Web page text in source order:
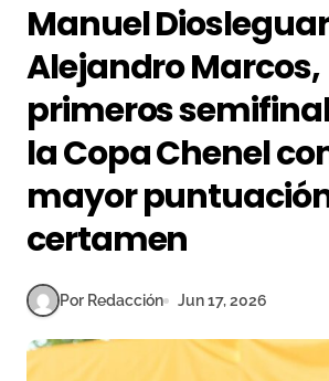
Manuel
Alejandro Marcos,
primeros
la Copa Chenel
mayor
certamen
Por Redacción Jun 17, 2026